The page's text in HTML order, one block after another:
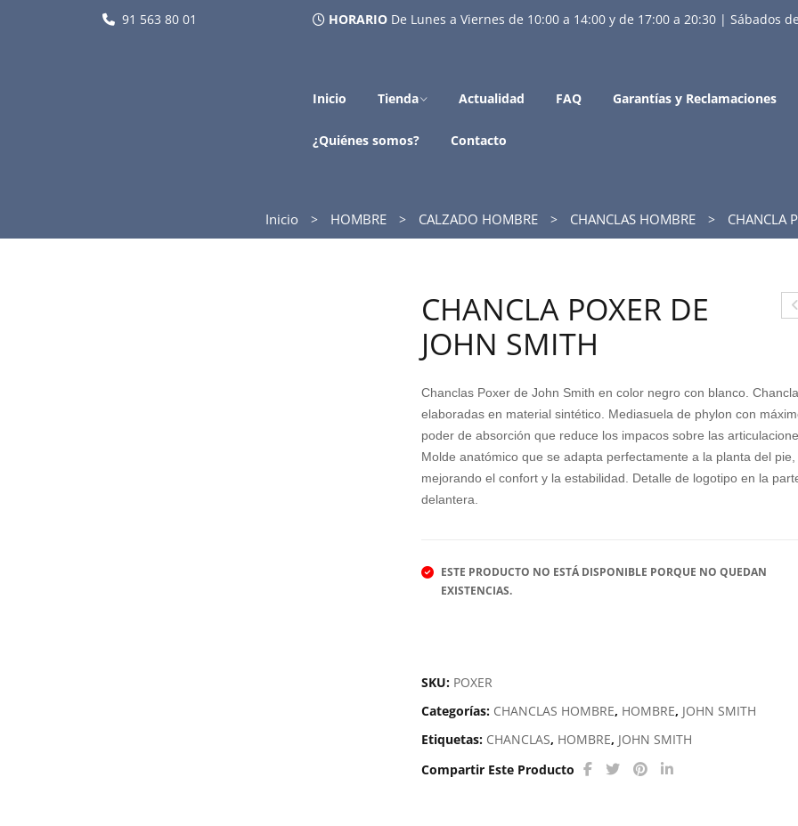
91 563 80 01 HORARIO De Lunes a Viernes de 10:00 a 14:00 y de 17:00 a 20:30 | Sábados
Inicio Tienda Actualidad FAQ Garantías y Reclamaciones
¿Quiénes somos? Contacto
Inicio HOMBRE CALZADO HOMBRE CHANCLAS HOMBRE CHANCLA
CHANCLA POXER DE
JOHN SMITH
Chanclas Poxer de John Smith en color negro con blanco.
elaboradas en material sintético. Mediasuela de phylon con
poder de absorción que reduce los impacos sobre las
Molde anatómico que se adapta perfectamente a la planta del pie,
mejorando el confort y la estabilidad. Detalle de logotipo en la
delantera.
ESTE PRODUCTO NO ESTÁ DISPONIBLE PORQUE NO QUEDAN
EXISTENCIAS.
SKU: POXER
Categorías: CHANCLAS HOMBRE, HOMBRE, JOHN SMITH
Etiquetas: CHANCLAS, HOMBRE, JOHN SMITH
Compartir Este Producto